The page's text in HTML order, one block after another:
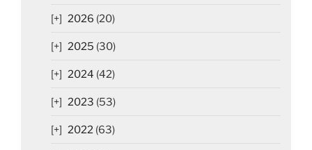
2026 (20)
2025 (30)
2024 (42)
2023 (53)
2022 (63)